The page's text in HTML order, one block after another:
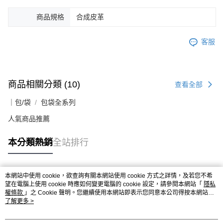
商品規格 合成皮革
客服
商品相關分類 (10) 查看全部
｜包/袋 包袋全系列
人氣商品推薦
本分類熱銷全站排行
熱門標籤
本網站中使用 cookie，欲查詢有關本網站使用 cookie 方式之詳情，及若您不希
望在電腦上使用 cookie 時應如何變更電腦的 cookie 設定，請參閱本網站「 隱私
權條款 」之 Cookie 聲明。您繼續使用本網站即表示您同意本公司得按本網站使
用條款之 Cookie 聲明使用 cookie。
了解更多 >